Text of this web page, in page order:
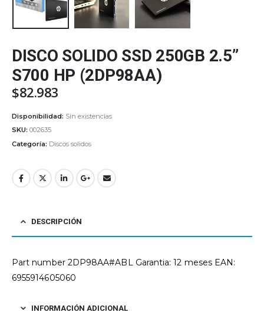
DISCO SOLIDO SSD 250GB 2.5”
S700 HP (2DP98AA)
$82.983
Disponibilidad: Sin existencias
SKU: 002635
Categoría: Discos solidos
DESCRIPCIÓN
Part number 2DP98AA#ABL Garantia: 12 meses EAN:
6955914605060
INFORMACIÓN ADICIONAL